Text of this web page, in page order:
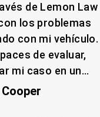
de Lemon Law
los problemas
con mi vehículo.
de evaluar,
mi caso en un...